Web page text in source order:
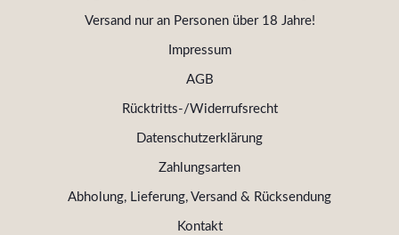
Versand nur an Personen über 18 Jahre!
Impressum
AGB
Rücktritts-/Widerrufsrecht
Datenschutzerklärung
Zahlungsarten
Abholung, Lieferung, Versand & Rücksendung
Kontakt